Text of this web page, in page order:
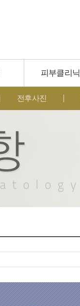
피부클리닉
전후사진